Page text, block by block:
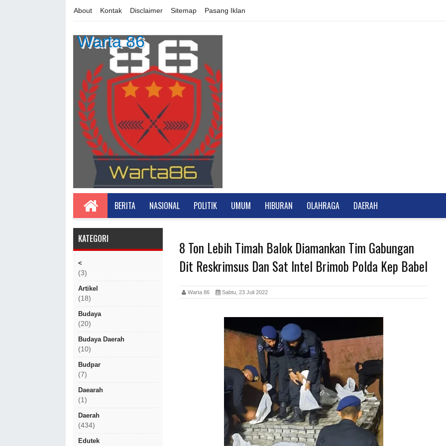
About Kontak Disclaimer Sitemap Pasang Iklan
Warta 86
BERITA NASIONAL POLITIK UMUM HIBURAN OLAHRAGA DAERAH
KATEGORI
<
(3)
Artikel
(18)
Budaya
(20)
Budaya Daerah
(10)
Budpar
(7)
Daearah
(1)
Daerah
(434)
Edutek
8 Ton Lebih Timah Balok Diamankan Tim Gabungan
Dit Reskrimsus Dan Sat Intel Brimob Polda Kep Babel
Warta 86 Sabtu, 23 Juli 2022